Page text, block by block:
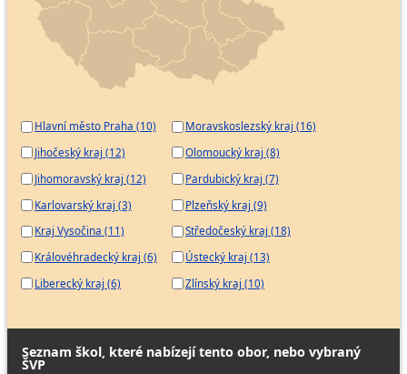
Hlavní město Praha (10)
Jihočeský kraj (12)
Jihomoravský kraj (12)
Karlovarský kraj (3)
Kraj Vysočina (11)
Královéhradecký kraj (6)
Liberecký kraj (6)
Moravskoslezský kraj (16)
Olomoucký kraj (8)
Pardubický kraj (7)
Plzeňský kraj (9)
Středočeský kraj (18)
Ústecký kraj (13)
Zlínský kraj (10)
Seznam škol, které nabízejí tento obor, nebo vybraný
ŠVP